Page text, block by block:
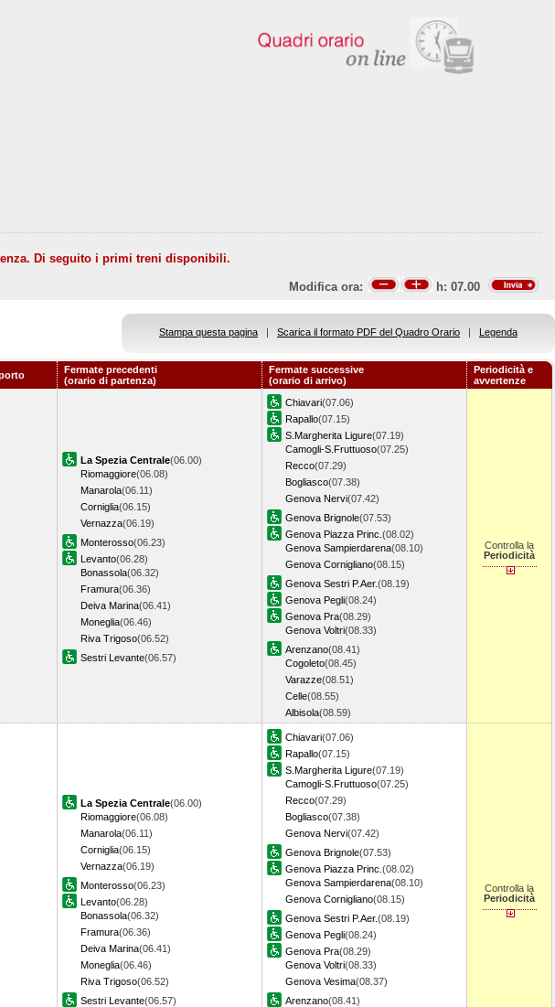
Di seguito i primi treni disponibili.
Modifica ora: h: 07.00
Stampa questa pagina | Scarica il formato PDF del Quadro Orario | Legenda
Fermate precedenti
(orario di partenza)
Fermate successive
(orario di arrivo)
Periodicità e
avvertenze
La Spezia Centrale(06.00)
Riomaggiore(06.08)
Manarola(06.11)
Corniglia(06.15)
Vernazza(06.19)
Monterosso(06.23)
Levanto(06.28)
Bonassola(06.32)
Framura(06.36)
Deiva Marina(06.41)
Moneglia(06.46)
Riva Trigoso(06.52)
Sestri Levante(06.57)
Chiavari(07.06)
Rapallo(07.15)
S.Margherita Ligure(07.19)
Camogli-S.Fruttuoso(07.25)
Recco(07.29)
Bogliasco(07.38)
Genova Nervi(07.42)
Genova Brignole(07.53)
Genova Piazza Princ. (08.02)
Genova Sampierdarena(08.10)
Genova Cornigliano(08.15)
Genova Sestri P.Aer.(08.19)
Genova Pegli(08.24)
Genova Pra(08.29)
Genova Voltri(08.33)
Arenzano(08.41)
Cogoleto(08.45)
Varazze(08.51)
Celle(08.55)
Albisola(08.59)
Controlla la
Periodicità
La Spezia Centrale(06.00)
Riomaggiore(06.08)
Manarola(06.11)
Corniglia(06.15)
Vernazza(06.19)
Monterosso(06.23)
Levanto(06.28)
Bonassola(06.32)
Framura(06.36)
Deiva Marina(06.41)
Moneglia(06.46)
Riva Trigoso(06.52)
Sestri Levante(06.57)
Chiavari(07.06)
Rapallo(07.15)
S.Margherita Ligure(07.19)
Camogli-S.Fruttuoso(07.25)
Recco(07.29)
Bogliasco(07.38)
Genova Nervi(07.42)
Genova Brignole(07.53)
Genova Piazza Princ. (08.02)
Genova Sampierdarena(08.10)
Genova Cornigliano(08.15)
Genova Sestri P.Aer.(08.19)
Genova Pegli(08.24)
Genova Pra(08.29)
Genova Voltri(08.33)
Genova Vesima(08.37)
Arenzano(08.41)
Controlla la
Periodicità